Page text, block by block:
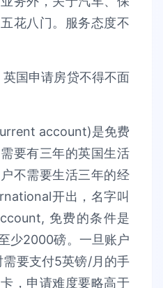
花八门。服务态度不
account)是免费
要有三年的英国生活
不需要生活三年的经
开出，名字叫
免费的条件是
少2000磅。一旦账户
要支付5英镑/月的手
，申请难度要略高于